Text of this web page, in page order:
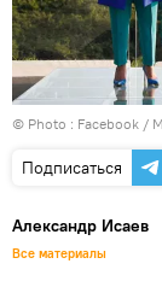
© Photo : Facebook /
Подписаться
Александр Исаев
Все материалы